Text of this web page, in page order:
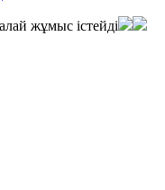
жұмыс істейді